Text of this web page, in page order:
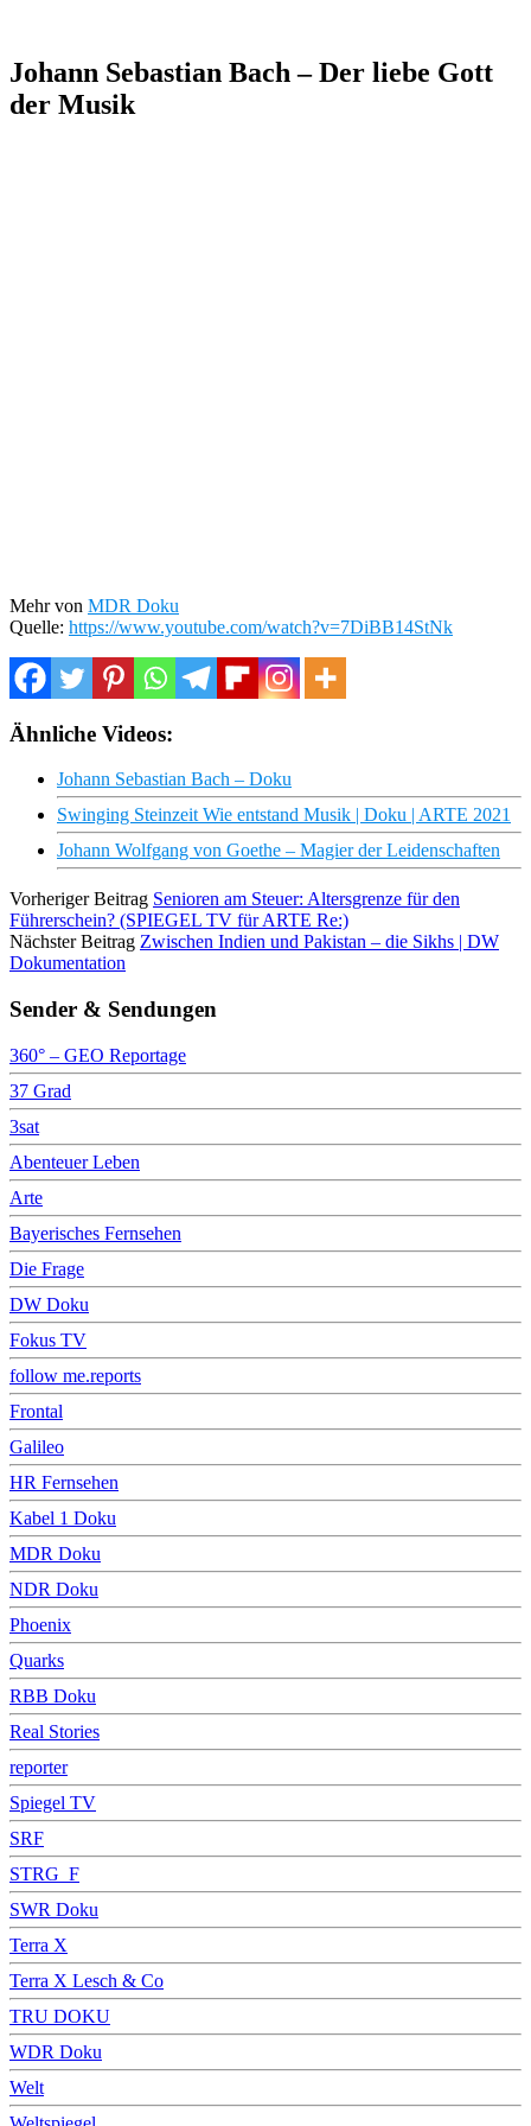
Johann Sebastian Bach – Der liebe Gott
der Musik
Mehr von MDR Doku
Quelle: https://www.youtube.com/watch?v=7DiBB14StNk
Ähnliche Videos:
Johann Sebastian Bach – Doku
Swinging Steinzeit Wie entstand Musik | Doku | ARTE 2021
Johann Wolfgang von Goethe – Magier der Leidenschaften
Vorheriger Beitrag Senioren am Steuer: Altersgrenze für den
Führerschein? (SPIEGEL TV für ARTE Re:)
Nächster Beitrag Zwischen Indien und Pakistan – die Sikhs | DW
Dokumentation
Sender & Sendungen
360° – GEO Reportage
37 Grad
3sat
Abenteuer Leben
Arte
Bayerisches Fernsehen
Die Frage
DW Doku
Fokus TV
follow me.reports
Frontal
Galileo
HR Fernsehen
Kabel 1 Doku
MDR Doku
NDR Doku
Phoenix
Quarks
RBB Doku
Real Stories
reporter
Spiegel TV
SRF
STRG_F
SWR Doku
Terra X
Terra X Lesch & Co
TRU DOKU
WDR Doku
Welt